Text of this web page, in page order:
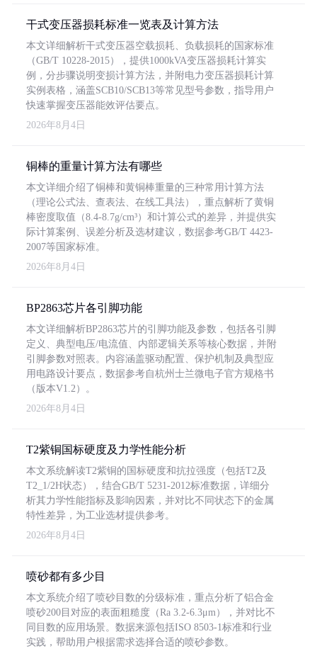
干式变压器损耗标准一览表及计算方法
本文详细解析干式变压器空载损耗、负载损耗的国家标准
（GB/T 10228-2015），提供1000kVA变压器损耗计算实
例，分步骤说明变损计算方法，并附电力变压器损耗计算
实例表格，涵盖SCB10/SCB13等常见型号参数，指导用户
快速掌握变压器能效评估要点。
2026年8月4日
铜棒的重量计算方法有哪些
本文详细介绍了铜棒和黄铜棒重量的三种常用计算方法
（理论公式法、查表法、在线工具法），重点解析了黄铜
棒密度取值（8.4-8.7g/cm³）和计算公式的差异，并提供实
际计算案例、误差分析及选材建议，数据参考GB/T 4423-
2007等国家标准。
2026年8月4日
BP2863芯片各引脚功能
本文详细解析BP2863芯片的引脚功能及参数，包括各引脚
定义、典型电压/电流值、内部逻辑关系等核心数据，并附
引脚参数对照表。内容涵盖驱动配置、保护机制及典型应
用电路设计要点，数据参考自杭州士兰微电子官方规格书
（版本V1.2）。
2026年8月4日
T2紫铜国标硬度及力学性能分析
本文系统解读T2紫铜的国标硬度和抗拉强度（包括T2及
T2_1/2H状态），结合GB/T 5231-2012标准数据，详细分
析其力学性能指标及影响因素，并对比不同状态下的金属
特性差异，为工业选材提供参考。
2026年8月4日
喷砂都有多少目
本文系统介绍了喷砂目数的分级标准，重点分析了铝合金
喷砂200目对应的表面粗糙度（Ra 3.2-6.3μm），并对比不
同目数的应用场景。数据来源包括ISO 8503-1标准和行业
实践，帮助用户根据需求选择合适的喷砂参数。